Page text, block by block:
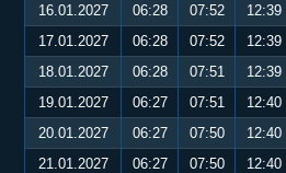
16.01.2027
06:28 07:52 12:39
17.01.2027
06:28 07:52 12:39
18.01.2027
06:28 07:51 12:39
19.01.2027
06:27 07:51 12:40
20.01.2027
06:27 07:50 12:40
21.01.2027
06:27 07:50 12:40